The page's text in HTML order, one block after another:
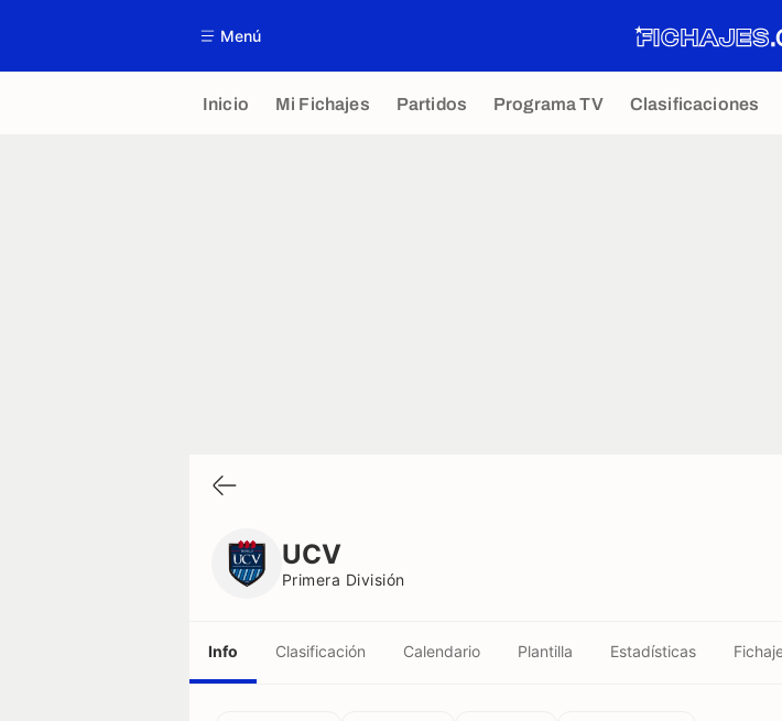
Menú
Inicio Mi Fichajes Partidos Programa TV Clasificaciones
UCV
Primera División
Info Clasificación Calendario Plantilla Estadísticas